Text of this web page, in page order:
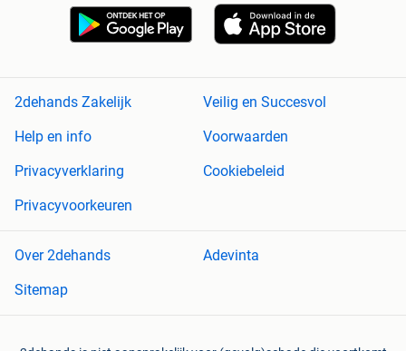
2dehands Zakelijk
Veilig en Succesvol
Help en info
Voorwaarden
Privacyverklaring
Cookiebeleid
Privacyvoorkeuren
Over 2dehands
Adevinta
Sitemap